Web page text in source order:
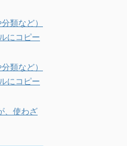
類など）
にコピー
類など）
にコピー
、使わざ